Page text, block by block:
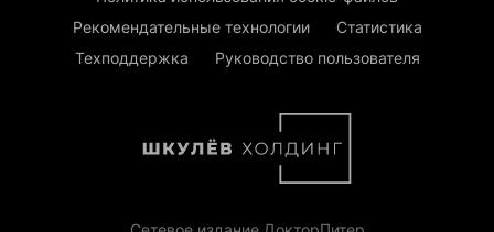
Рекомендательные технологии
Статистика
Техподдержка
Руководство пользователя